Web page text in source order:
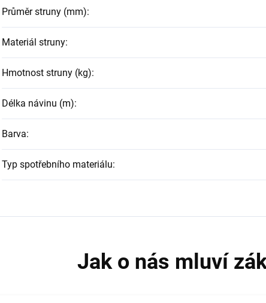
Průměr struny (mm):
Materiál struny:
Hmotnost struny (kg):
Délka návinu (m):
Barva:
Typ spotřebního materiálu: